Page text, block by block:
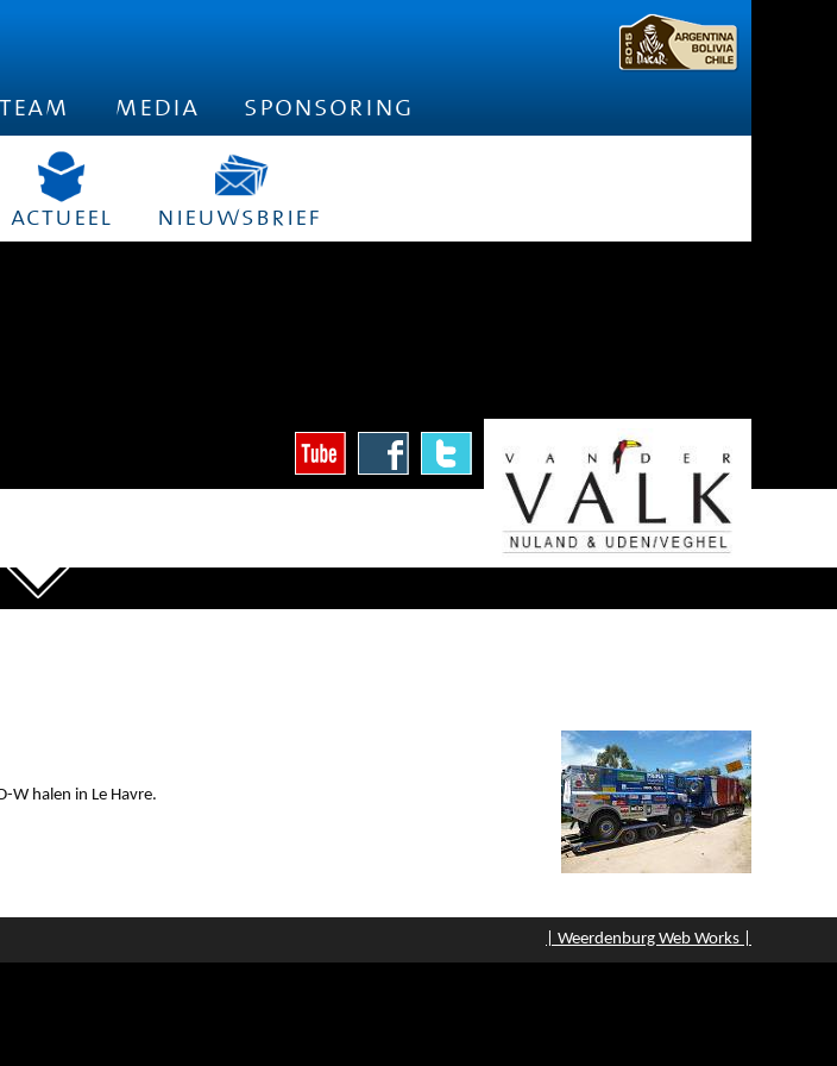
actueel nieuwsbrief
team media sponsoring
W halen in Le Havre.
| Weerdenburg Web Works |